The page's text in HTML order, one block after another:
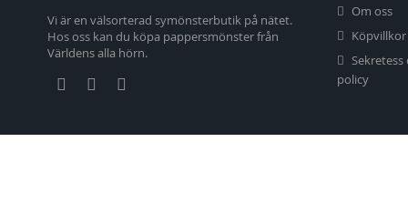
Vi är en välsorterad symönsterbutik på nätet.
Hos oss kan du köpa pappersmönster från
Världens alla hörn.
Om oss
Köpvillkor
Sekretess
policy